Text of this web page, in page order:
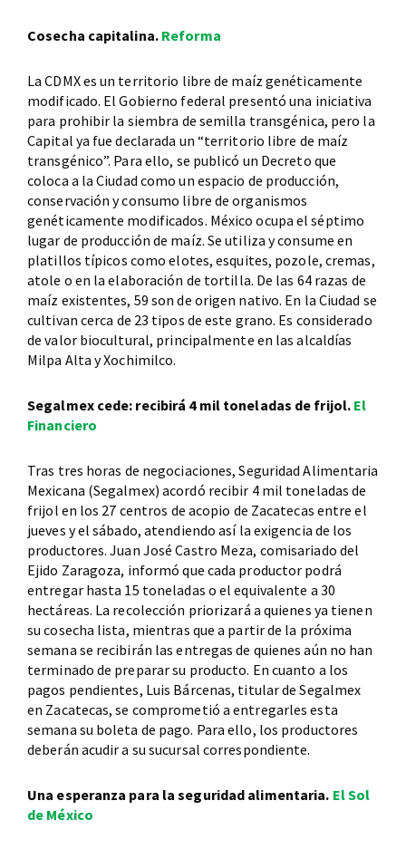
Cosecha capitalina. Reforma
La CDMX es un territorio libre de maíz genéticamente
modificado. El Gobierno federal presentó una iniciativa
para prohibir la siembra de semilla transgénica, pero la
Capital ya fue declarada un “territorio libre de maíz
transgénico”. Para ello, se publicó un Decreto que
coloca a la Ciudad como un espacio de producción,
conservación y consumo libre de organismos
genéticamente modificados. México ocupa el séptimo
lugar de producción de maíz. Se utiliza y consume en
platillos típicos como elotes, esquites, pozole, cremas,
atole o en la elaboración de tortilla. De las 64 razas de
maíz existentes, 59 son de origen nativo. En la Ciudad se
cultivan cerca de 23 tipos de este grano. Es considerado
de valor biocultural, principalmente en las alcaldías
Milpa Alta y Xochimilco.
Segalmex cede: recibirá 4 mil toneladas de frijol. El
Financiero
Tras tres horas de negociaciones, Seguridad Alimentaria
Mexicana (Segalmex) acordó recibir 4 mil toneladas de
frijol en los 27 centros de acopio de Zacatecas entre el
jueves y el sábado, atendiendo así la exigencia de los
productores. Juan José Castro Meza, comisariado del
Ejido Zaragoza, informó que cada productor podrá
entregar hasta 15 toneladas o el equivalente a 30
hectáreas. La recolección priorizará a quienes ya tienen
su cosecha lista, mientras que a partir de la próxima
semana se recibirán las entregas de quienes aún no han
terminado de preparar su producto. En cuanto a los
pagos pendientes, Luis Bárcenas, titular de Segalmex
en Zacatecas, se comprometió a entregarles esta
semana su boleta de pago. Para ello, los productores
deberán acudir a su sucursal correspondiente.
Una esperanza para la seguridad alimentaria. El Sol
de México